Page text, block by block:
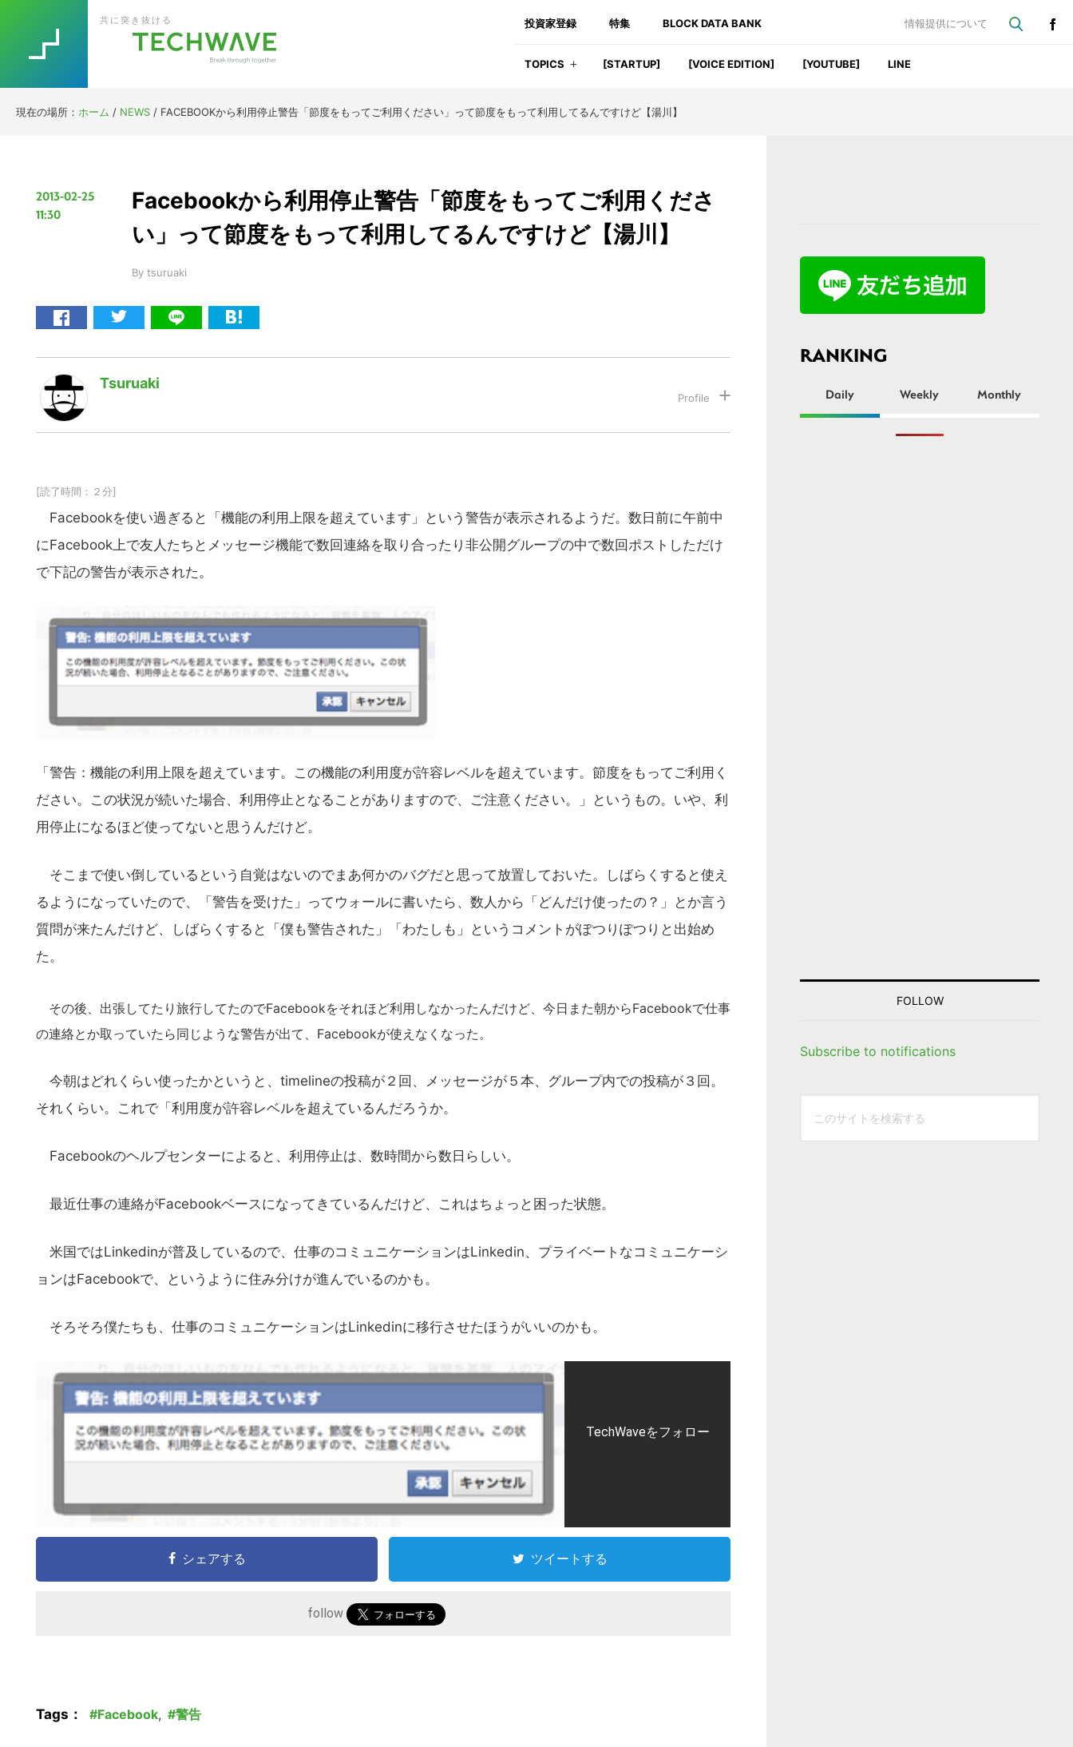
to
primary
to
main
to
primary
to
footer
投資家登録 特集 BLOCK DATA BANK 情報提供について
共に突き抜ける
TOPICS [STARTUP] [VOICE EDITION] [YOUTUBE] LINE
現在の場所： ホーム / NEWS / FACEBOOKから利用停止警告「節度をもってご利用ください」って節度をもって利用してるんですけど【湯川】
2013-02-25
11:30
Facebookから利用停止警告「節度をもってご利用くださ
い」って節度をもって利用してるんですけど【湯川】
By tsuruaki
Tsuruaki
[読了時間：２分]
Facebookを使い過ぎると「機能の利用上限を超えています」という警告が表示されるようだ。数日前に午前中
にFacebook上で友人たちとメッセージ機能で数回連絡を取り合ったり非公開グループの中で数回ポストしただけ
で下記の警告が表示された。
「警告：機能の利用上限を超えています。この機能の利用度が許容レベルを超えています。節度をもってご利用く
ださい。この状況が続いた場合、利用停止となることがありますので、ご注意ください。」というもの。いや、利
用停止になるほど使ってないと思うんだけど。
そこまで使い倒しているという自覚はないのでまあ何かのバグだと思って放置しておいた。しばらくすると使え
るようになっていたので、「警告を受けた」ってウォールに書いたら、数人から「どんだけ使ったの？」とか言う
質問が来たんだけど、しばらくすると「僕も警告された」「わたしも」というコメントがぽつりぽつりと出始め
た。
その後、出張してたり旅行してたのでFacebookをそれほど利用しなかったんだけど、今日また朝からFacebookで仕事
の連絡とか取っていたら同じような警告が出て、Facebookが使えなくなった。
今朝はどれくらい使ったかというと、timelineの投稿が２回、メッセージが５本、グループ内での投稿が３回。
それくらい。これで「利用度が許容レベルを超えているんだろうか。
Facebookのヘルプセンターによると、利用停止は、数時間から数日らしい。
最近仕事の連絡がFacebookベースになってきているんだけど、これはちょっと困った状態。
米国ではLinkedinが普及しているので、仕事のコミュニケーションはLinkedin、プライベートなコミュニケーシ
ョンはFacebookで、というように住み分けが進んでいるのかも。
そろそろ僕たちも、仕事のコミュニケーションはLinkedinに移行させたほうがいいのかも。
TechWaveをフォロー
シェアする ツイートする
follow
Tags： Facebook, 警告
サ
イ
バ
RANKING
Daily Weekly Monthly
FOLLOW
Subscribe to notifications